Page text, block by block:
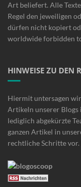
Art beliefert. Alle
Regel den jeweiligen
dürfen nicht kopiert
worldwide forbidden
HINWEISE ZU DEN
Hiermit untersagen
Artikeln unserer Blogs
lediglich abgekürzte
ganzen Artikel in
rechtliche Schritte